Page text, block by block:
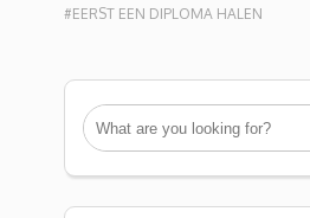
#EERST EEN DIPLOMA HALEN